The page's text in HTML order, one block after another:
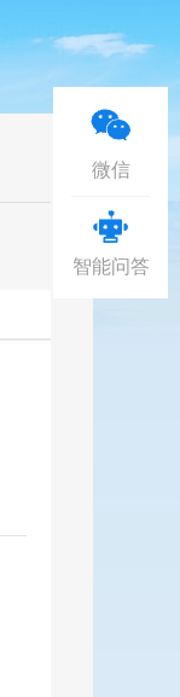
微信
智能问答